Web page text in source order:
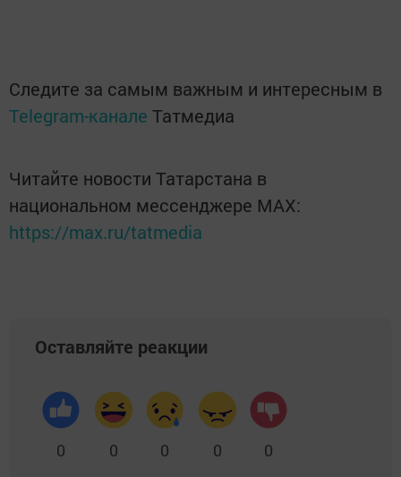
Следите за самым важным и интересным в
Telegram-канале Татмедиа
Читайте новости Татарстана в
национальном мессенджере MАХ:
https://max.ru/tatmedia
Оставляйте реакции
0 0 0 0 0